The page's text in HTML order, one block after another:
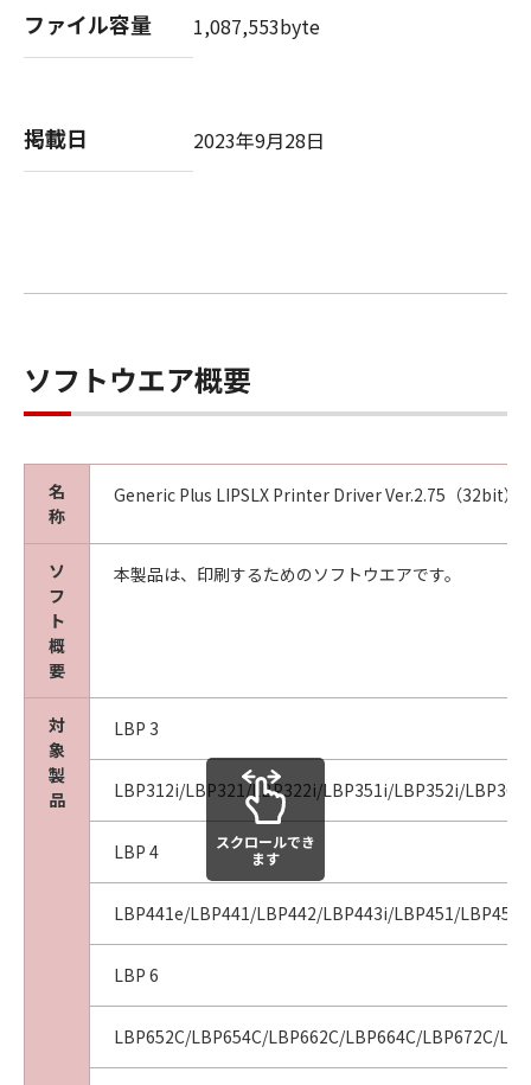
ファイル容量 1,087,553byte
掲載日 2023年9月28日
ソフトウエア概要
名
称
Generic Plus LIPSLX Printer Driver Ver.2.75（32bit）
ソ
フ
ト
概
要
本製品は、印刷するためのソフトウエアです。
対
象
製
品
LBP 3
LBP312i/LBP321/LBP322i/LBP351i/LBP352i/
LBP 4
LBP441e/LBP441/LBP442/LBP443i/LBP451/
LBP 6
LBP652C/LBP654C/LBP662C/LBP664C/LBP672C/
スクロールでき
ます